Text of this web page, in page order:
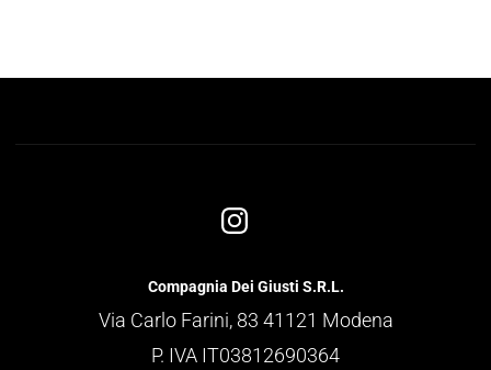
Compagnia Dei Giusti S.R.L.
Via Carlo Farini, 83 41121 Modena
P. IVA IT03812690364